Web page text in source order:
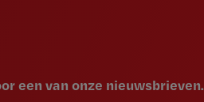
een van onze nieuwsbrieven.